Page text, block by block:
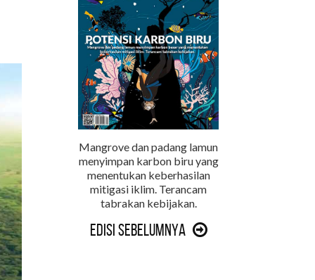
Mangrove dan padang lamun
menyimpan karbon biru yang
menentukan keberhasilan
mitigasi iklim. Terancam
tabrakan kebijakan.
Edisi Sebelumnya